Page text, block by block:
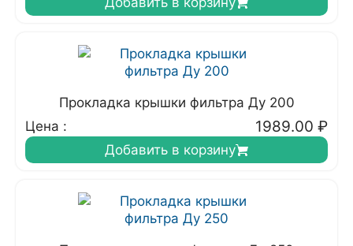
Прокладка крышки фильтра Ду 200
Цена :
1989.00 ₽
Добавить в корзину